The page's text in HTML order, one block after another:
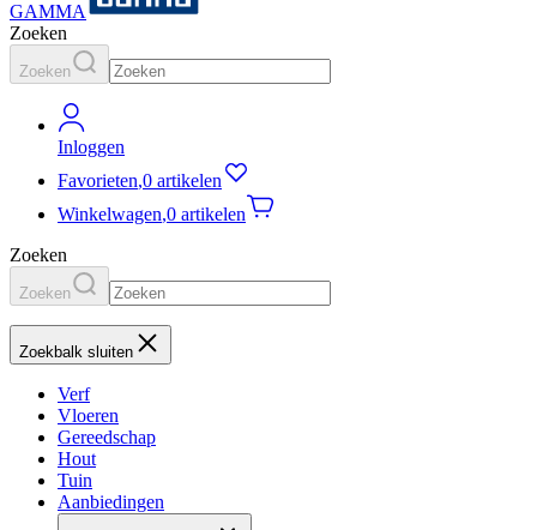
GAMMA
Zoeken
Zoeken
Inloggen
Favorieten,0 artikelen
Winkelwagen,0 artikelen
Zoeken
Zoeken
Zoekbalk sluiten
Verf
Vloeren
Gereedschap
Hout
Tuin
Aanbiedingen